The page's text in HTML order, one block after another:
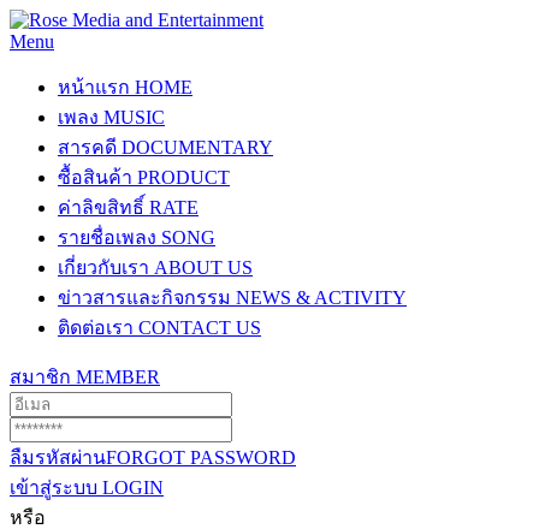
Menu
หน้าแรก HOME
เพลง MUSIC
สารคดี DOCUMENTARY
ซื้อสินค้า PRODUCT
ค่าลิขสิทธิ์ RATE
รายชื่อเพลง SONG
เกี่ยวกับเรา ABOUT US
ข่าวสารและกิจกรรม NEWS & ACTIVITY
ติดต่อเรา CONTACT US
สมาชิก MEMBER
ลืมรหัสผ่านFORGOT PASSWORD
เข้าสู่ระบบ LOGIN
หรือ